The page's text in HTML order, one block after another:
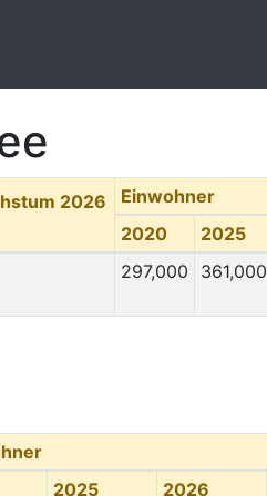
2026
Einwohner
2020
2025
297,000 361,000
2025 2026